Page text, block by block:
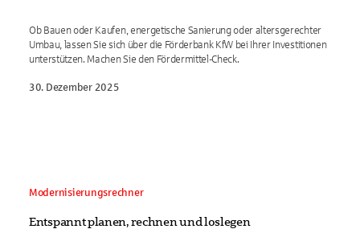
Ob Bauen oder Kaufen, energetische Sanierung oder altersgerechter
Umbau, lassen Sie sich über die Förderbank KfW bei Ihrer Investitionen
unterstützen. Machen Sie den Fördermittel-Check.
30. Dezember 2025
Modernisierungsrechner
Entspannt planen, rechnen und loslegen